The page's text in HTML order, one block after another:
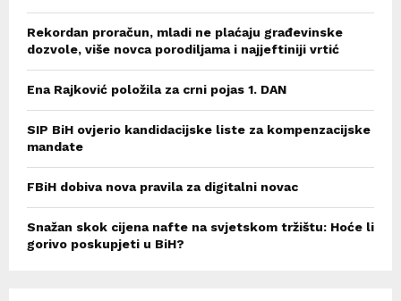
Rekordan proračun, mladi ne plaćaju građevinske
dozvole, više novca porodiljama i najjeftiniji vrtić
Ena Rajković položila za crni pojas 1. DAN
SIP BiH ovjerio kandidacijske liste za kompenzacijske
mandate
FBiH dobiva nova pravila za digitalni novac
Snažan skok cijena nafte na svjetskom tržištu: Hoće li
gorivo poskupjeti u BiH?